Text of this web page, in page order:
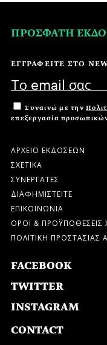
ΠΡΟΣΦΑΤΗ
ΕΓΓΡΑΦΕΙΤΕ ΣΤΟ
Συναινώ με την
επεξεργασία
ΑΡΧΕΙΟ ΕΚΔΟΣΕΩΝ
ΣΧΕΤΙΚΑ
ΣΥΝΕΡΓΑΤΕΣ
ΔΙΑΦΗΜΙΣΤΕΙΤΕ
ΕΠΙΚΟΙΝΩΝΙΑ
ΟΡΟΙ & ΠΡΟΫΠΟΘΕΣΕΙΣ
ΠΟΛΙΤΙΚΗ ΠΡΟΣΤΑΣΙΑΣ
FACEBOOK
TWITTER
INSTAGRAM
CONTACT